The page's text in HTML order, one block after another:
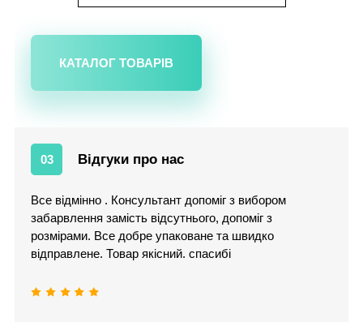
КАТАЛОГ ТОВАРІВ
03 Відгуки про нас
Все відмінно . Консультант допоміг з вибором
забарвлення замість відсутнього, допоміг з
розмірами. Все добре упаковане та швидко
відправлене. Товар якісний. спасибі